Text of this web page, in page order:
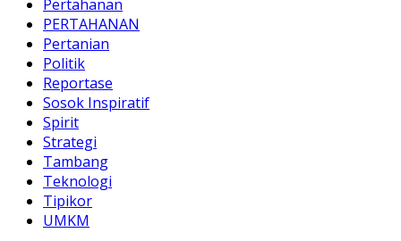
Pertahanan
PERTAHANAN
Pertanian
Politik
Reportase
Sosok Inspiratif
Spirit
Strategi
Tambang
Teknologi
Tipikor
UMKM